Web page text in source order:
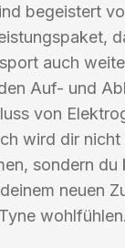
begeistert
auch
Auf- und
von
wird dir nicht
sondern du
neuen
wohlfühlen.